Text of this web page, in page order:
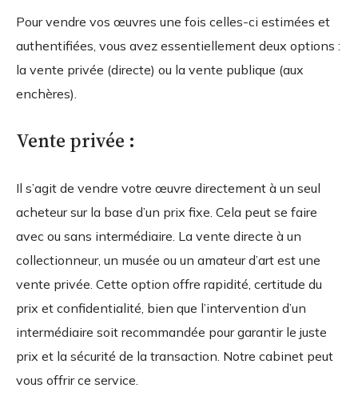
Pour vendre vos œuvres une fois celles-ci estimées et
authentifiées, vous avez essentiellement deux options :
la vente privée (directe) ou la vente publique (aux
enchères).
Vente privée :
Il s’agit de vendre votre œuvre directement à un seul
acheteur sur la base d’un prix fixe. Cela peut se faire
avec ou sans intermédiaire. La vente directe à un
collectionneur, un musée ou un amateur d’art est une
vente privée. Cette option offre rapidité, certitude du
prix et confidentialité, bien que l’intervention d’un
intermédiaire soit recommandée pour garantir le juste
prix et la sécurité de la transaction. Notre cabinet peut
vous offrir ce service.